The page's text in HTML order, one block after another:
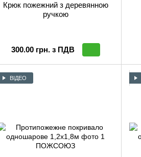
Крюк пожежний з деревянною
ручкою
300.00 грн. з ПДВ
ВІДЕО